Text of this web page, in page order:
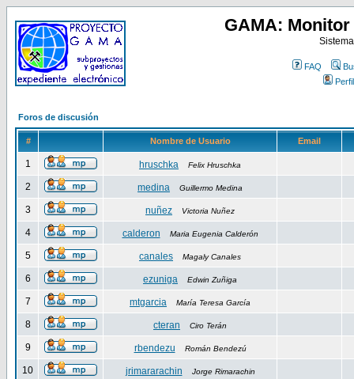
GAMA:
FAQ
Perfil
Foros de discusión
# Nombre de Usuario Email
1 hruschka Felix Hruschka
2 medina Guillermo Medina
3 nuñez Victoria Nuñez
4 calderon Maria Eugenia Calderón
5 canales Magaly Canales
6 ezuniga Edwin Zuñiga
7 mtgarcia María Teresa García
8 cteran Ciro Terán
9 rbendezu Román Bendezú
10 jrimararachin Jorge Rimarachin